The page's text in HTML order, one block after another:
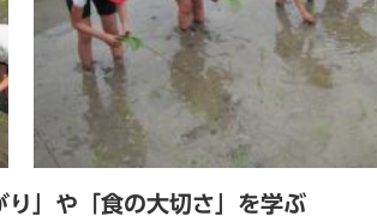
」や「食の大切さ」を学ぶ